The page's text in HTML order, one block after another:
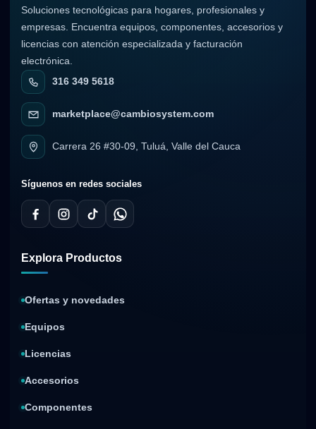
Soluciones tecnológicas para hogares, profesionales y
empresas. Encuentra equipos, componentes, accesorios y
licencias con atención especializada y facturación
electrónica.
316 349 5618
marketplace@cambiosystem.com
Carrera 26 #30-09, Tuluá, Valle del Cauca
Síguenos en redes sociales
Explora Productos
Ofertas y novedades
Equipos
Licencias
Accesorios
Componentes